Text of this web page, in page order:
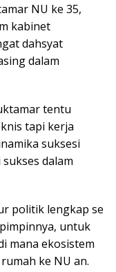
NU ke 35,
kabinet
dahsyat
dalam
tentu
tapi kerja
suksesi
dalam
politik lengkap se
untuk
mana ekosistem
ke NU an.